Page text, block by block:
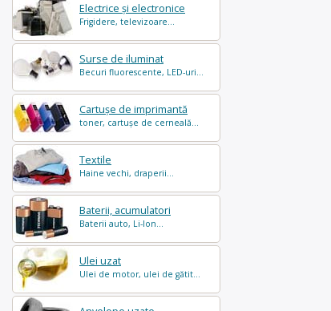
Electrice și electronice
Frigidere, televizoare...
Surse de iluminat
Becuri fluorescente, LED-uri...
Cartușe de imprimantă
toner, cartușe de cerneală...
Textile
Haine vechi, draperii...
Baterii, acumulatori
Baterii auto, Li-Ion...
Ulei uzat
Ulei de motor, ulei de gătit...